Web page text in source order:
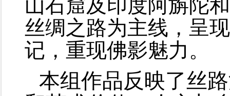
山石窟及印度阿旃陀
丝绸之路为主线，呈
记，重现佛影魅力。
本组作品反映了丝